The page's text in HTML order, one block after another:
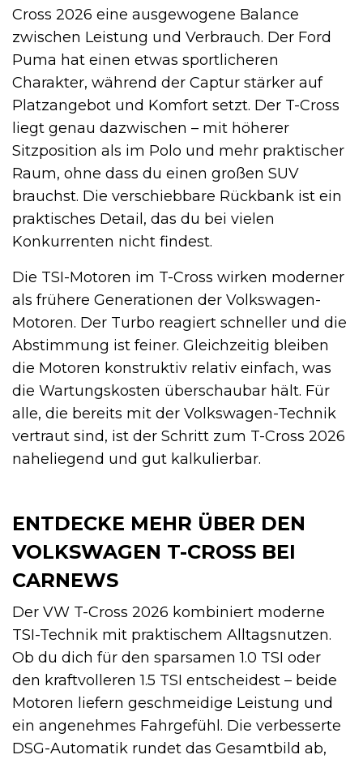
Cross 2026 eine ausgewogene Balance
zwischen Leistung und Verbrauch. Der Ford
Puma hat einen etwas sportlicheren
Charakter, während der Captur stärker auf
Platzangebot und Komfort setzt. Der T-Cross
liegt genau dazwischen – mit höherer
Sitzposition als im Polo und mehr praktischer
Raum, ohne dass du einen großen SUV
brauchst. Die verschiebbare Rückbank ist ein
praktisches Detail, das du bei vielen
Konkurrenten nicht findest.
Die TSI-Motoren im T-Cross wirken moderner
als frühere Generationen der Volkswagen-
Motoren. Der Turbo reagiert schneller und die
Abstimmung ist feiner. Gleichzeitig bleiben
die Motoren konstruktiv relativ einfach, was
die Wartungskosten überschaubar hält. Für
alle, die bereits mit der Volkswagen-Technik
vertraut sind, ist der Schritt zum T-Cross 2026
naheliegend und gut kalkulierbar.
ENTDECKE MEHR ÜBER DEN
VOLKSWAGEN T-CROSS BEI
CARNEWS
Der VW T-Cross 2026 kombiniert moderne
TSI-Technik mit praktischem Alltagsnutzen.
Ob du dich für den sparsamen 1.0 TSI oder
den kraftvolleren 1.5 TSI entscheidest – beide
Motoren liefern geschmeidige Leistung und
ein angenehmes Fahrgefühl. Die verbesserte
DSG-Automatik rundet das Gesamtbild ab,